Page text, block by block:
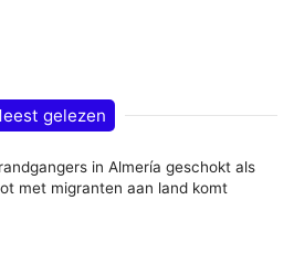
gelezen
in Almería geschokt als
met migranten aan land komt